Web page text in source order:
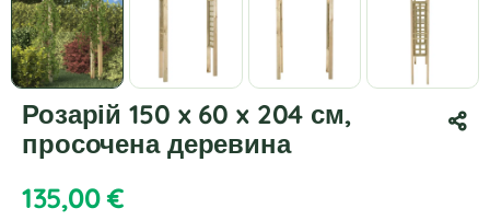
Розарій 150 x 60 x 204 см,
просочена деревина
135,00€